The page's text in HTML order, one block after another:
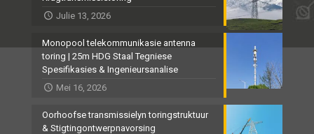
Julie 13, 2026
Monopool telekommunikasie antenna
toring | 25m HDG Staal Tegniese
Spesifikasies & Ingenieursanalise
Mei 16, 2026
Oorhoofse transmissielyn toringstruktuur
& Stigtingontwerpnavorsing